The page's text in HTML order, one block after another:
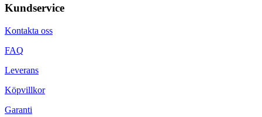
Kundservice
Kontakta oss
FAQ
Leverans
Köpvillkor
Garanti